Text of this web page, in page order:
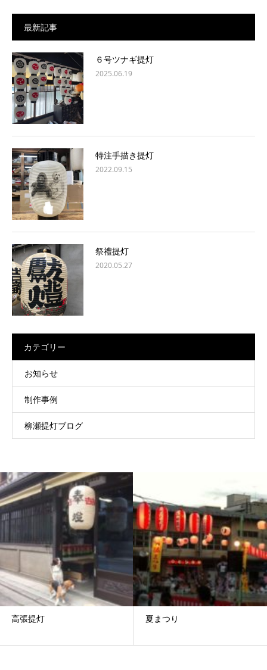
最新記事
６号ツナギ提灯
2025.06.19
特注手描き提灯
2022.09.15
祭禮提灯
2020.05.27
カテゴリー
お知らせ
制作事例
柳瀬提灯ブログ